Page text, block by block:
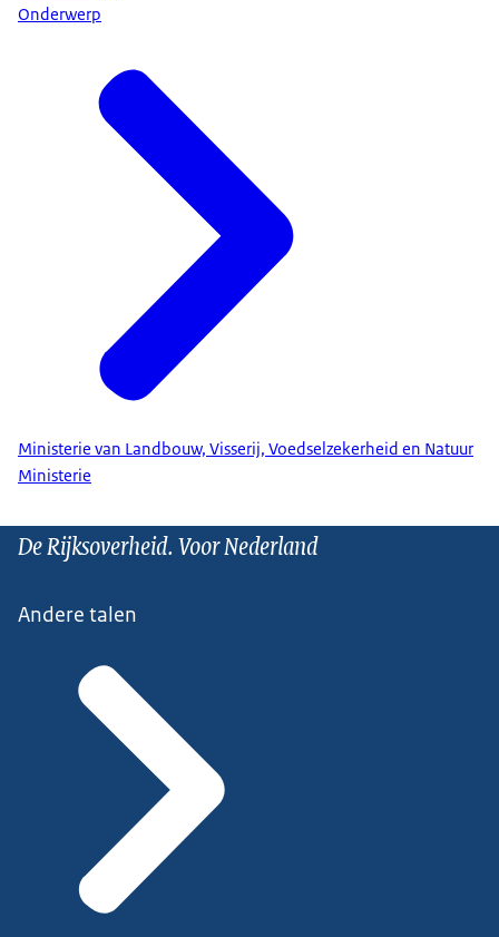
Onderwerp
Ministerie van Landbouw, Visserij, Voedselzekerheid en Natuur
Ministerie
De Rijksoverheid. Voor Nederland
Andere talen